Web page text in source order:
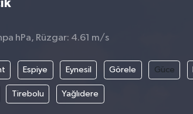
hPa, Rüzgar: 4.61 m/s
Espiye Eynesil Görele Güce
Tirebolu Yağlıdere